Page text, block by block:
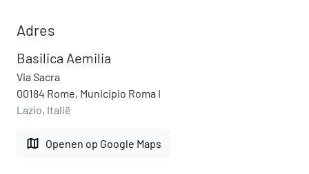
Adres
Basilica Aemilia
Via Sacra
00184 Rome, Municipio Roma I
Lazio, Italië
map Openen op Google Maps